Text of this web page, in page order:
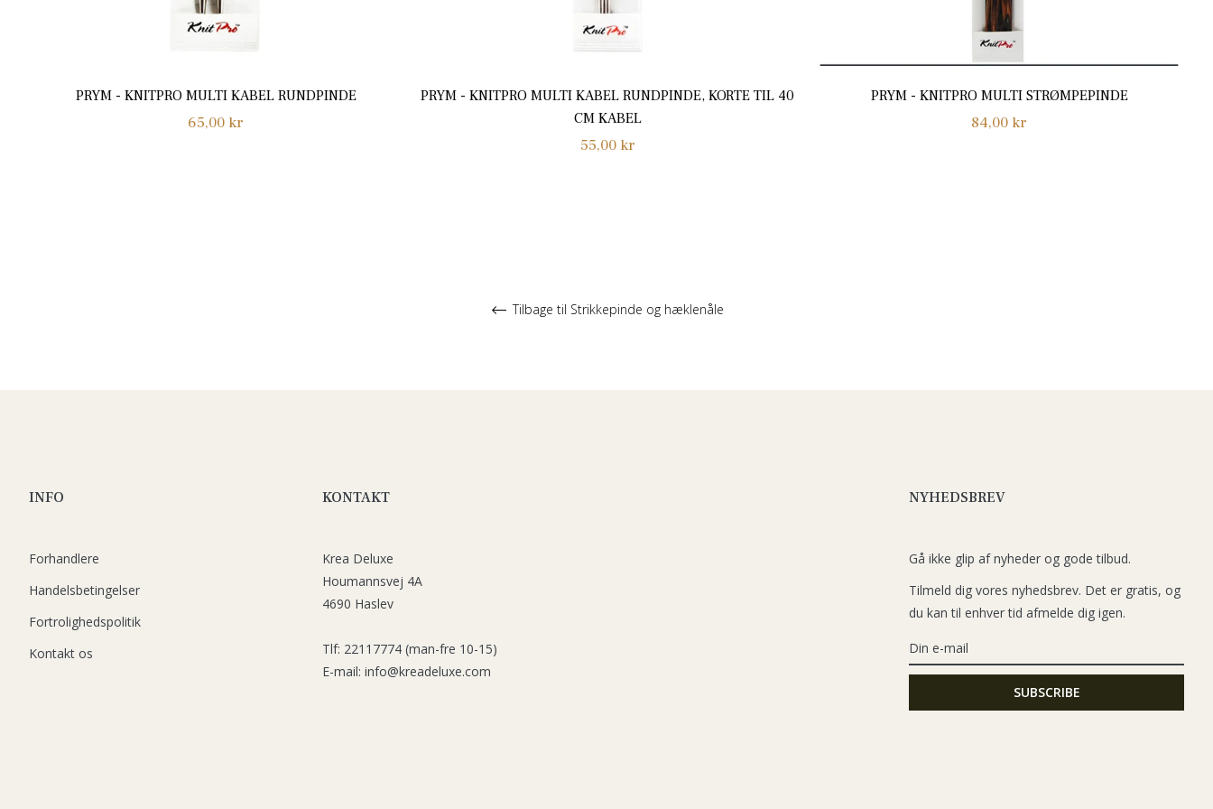
PRYM - KNITPRO MULTI KABEL RUNDPINDE
Normalpris
65,00 kr
PRYM - KNITPRO MULTI KABEL RUNDPINDE, KORTE TIL 40
CM KABEL
Normalpris
55,00 kr
PRYM - KNITPRO MULTI STRØMPEPINDE
Normalpris
84,00 kr
Tilbage til Strikkepinde og hæklenåle
INFO
Forhandlere
Handelsbetingelser
Fortrolighedspolitik
Kontakt os
KONTAKT
Krea Deluxe
Houmannsvej 4A
4690 Haslev
Tlf: 22117774 (man-fre 10-15)
E-mail: info@kreadeluxe.com
NYHEDSBREV
Gå ikke glip af nyheder og gode tilbud.
Tilmeld dig vores nyhedsbrev. Det er gratis, og
du kan til enhver tid afmelde dig igen.